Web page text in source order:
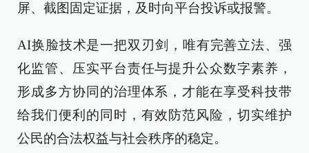
屏、截图固定证据，及时向平台投诉或报警。
AI换脸技术是一把双刃剑，唯有完善立法、强
化监管、压实平台责任与提升公众数字素养，
形成多方协同的治理体系，才能在享受科技带
给我们便利的同时，有效防范风险，切实维护
公民的合法权益与社会秩序的稳定。